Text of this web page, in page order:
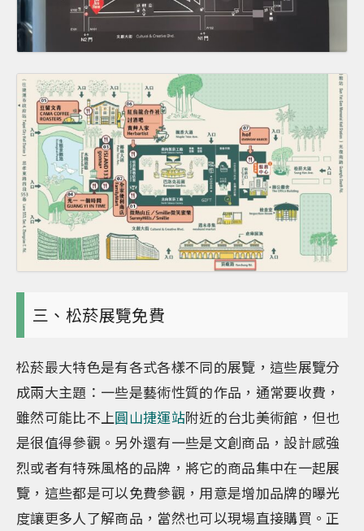
三、松菸展覽免費
松菸最大特色是有各式各樣不同的展覽，這些展覽分
成兩大主題：一些是藝術性質的作品，通常要收費，
雖然可能比不上圓山捷運站附近的台北美術館，但也
是很值得參觀。另外還有一些是文創商品，設計感強
烈或者有特殊風格的品牌，將它的商品集中在一起展
覽，這些都是可以免費參觀，用意是增加品牌的曝光
度讓更多人了解商品，當然也可以現場直接購買。正